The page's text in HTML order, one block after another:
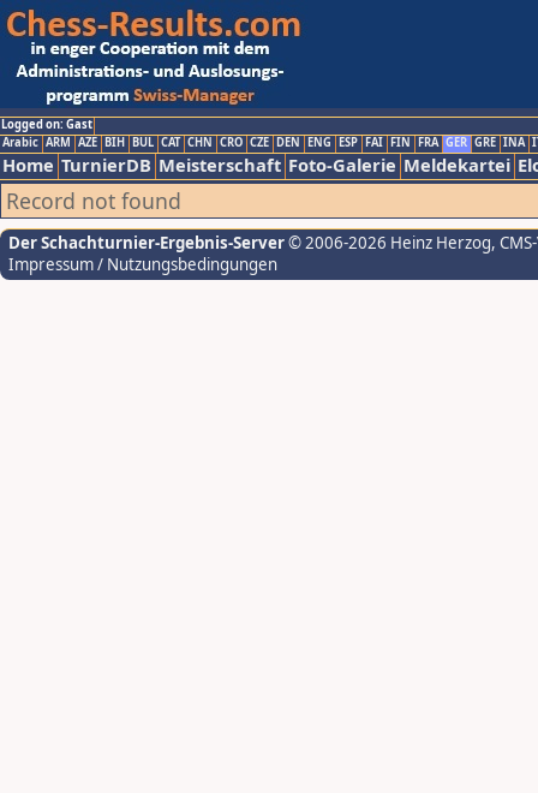
Logged on: Gast
Arabic ARM AZE BIH BUL CAT CHN CRO CZE DEN ENG ESP FAI FIN FRA GER GRE INA
Home TurnierDB Meisterschaft Foto-Galerie Meldekartei
Record not found
Der Schachturnier-Ergebnis-Server© 2006-2026 Heinz Herzog,
Impressum / Nutzungsbedingungen